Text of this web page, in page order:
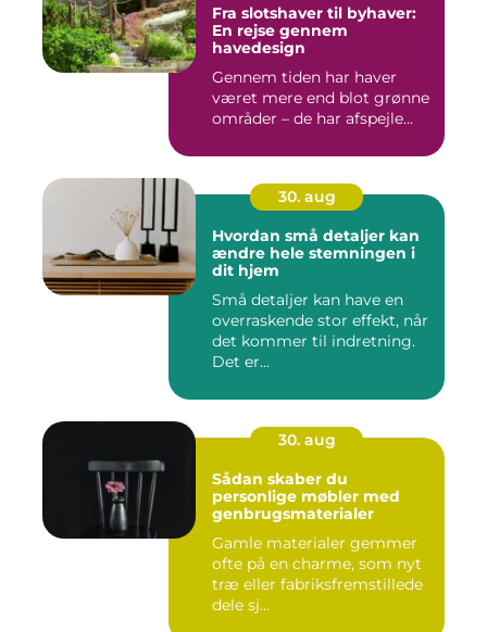
Fra slotshaver til byhaver:
En rejse gennem
havedesign
Gennem tiden har haver
været mere end blot grønne
områder – de har afspejle...
30. aug
Hvordan små detaljer kan
ændre hele stemningen i
dit hjem
Små detaljer kan have en
overraskende stor effekt, når
det kommer til indretning.
Det er...
30. aug
Sådan skaber du
personlige møbler med
genbrugsmaterialer
Gamle materialer gemmer
ofte på en charme, som nyt
træ eller fabriksfremstillede
dele sj...